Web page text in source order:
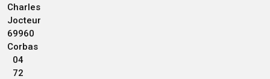
Charles
Jocteur
69960
Corbas
04
72